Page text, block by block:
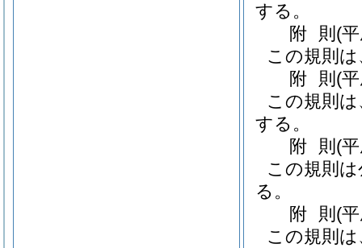
する。
附 則 (
この規則
附 則 (
この規則
する。
附 則 (
この規則
る。
附 則 (
この規則